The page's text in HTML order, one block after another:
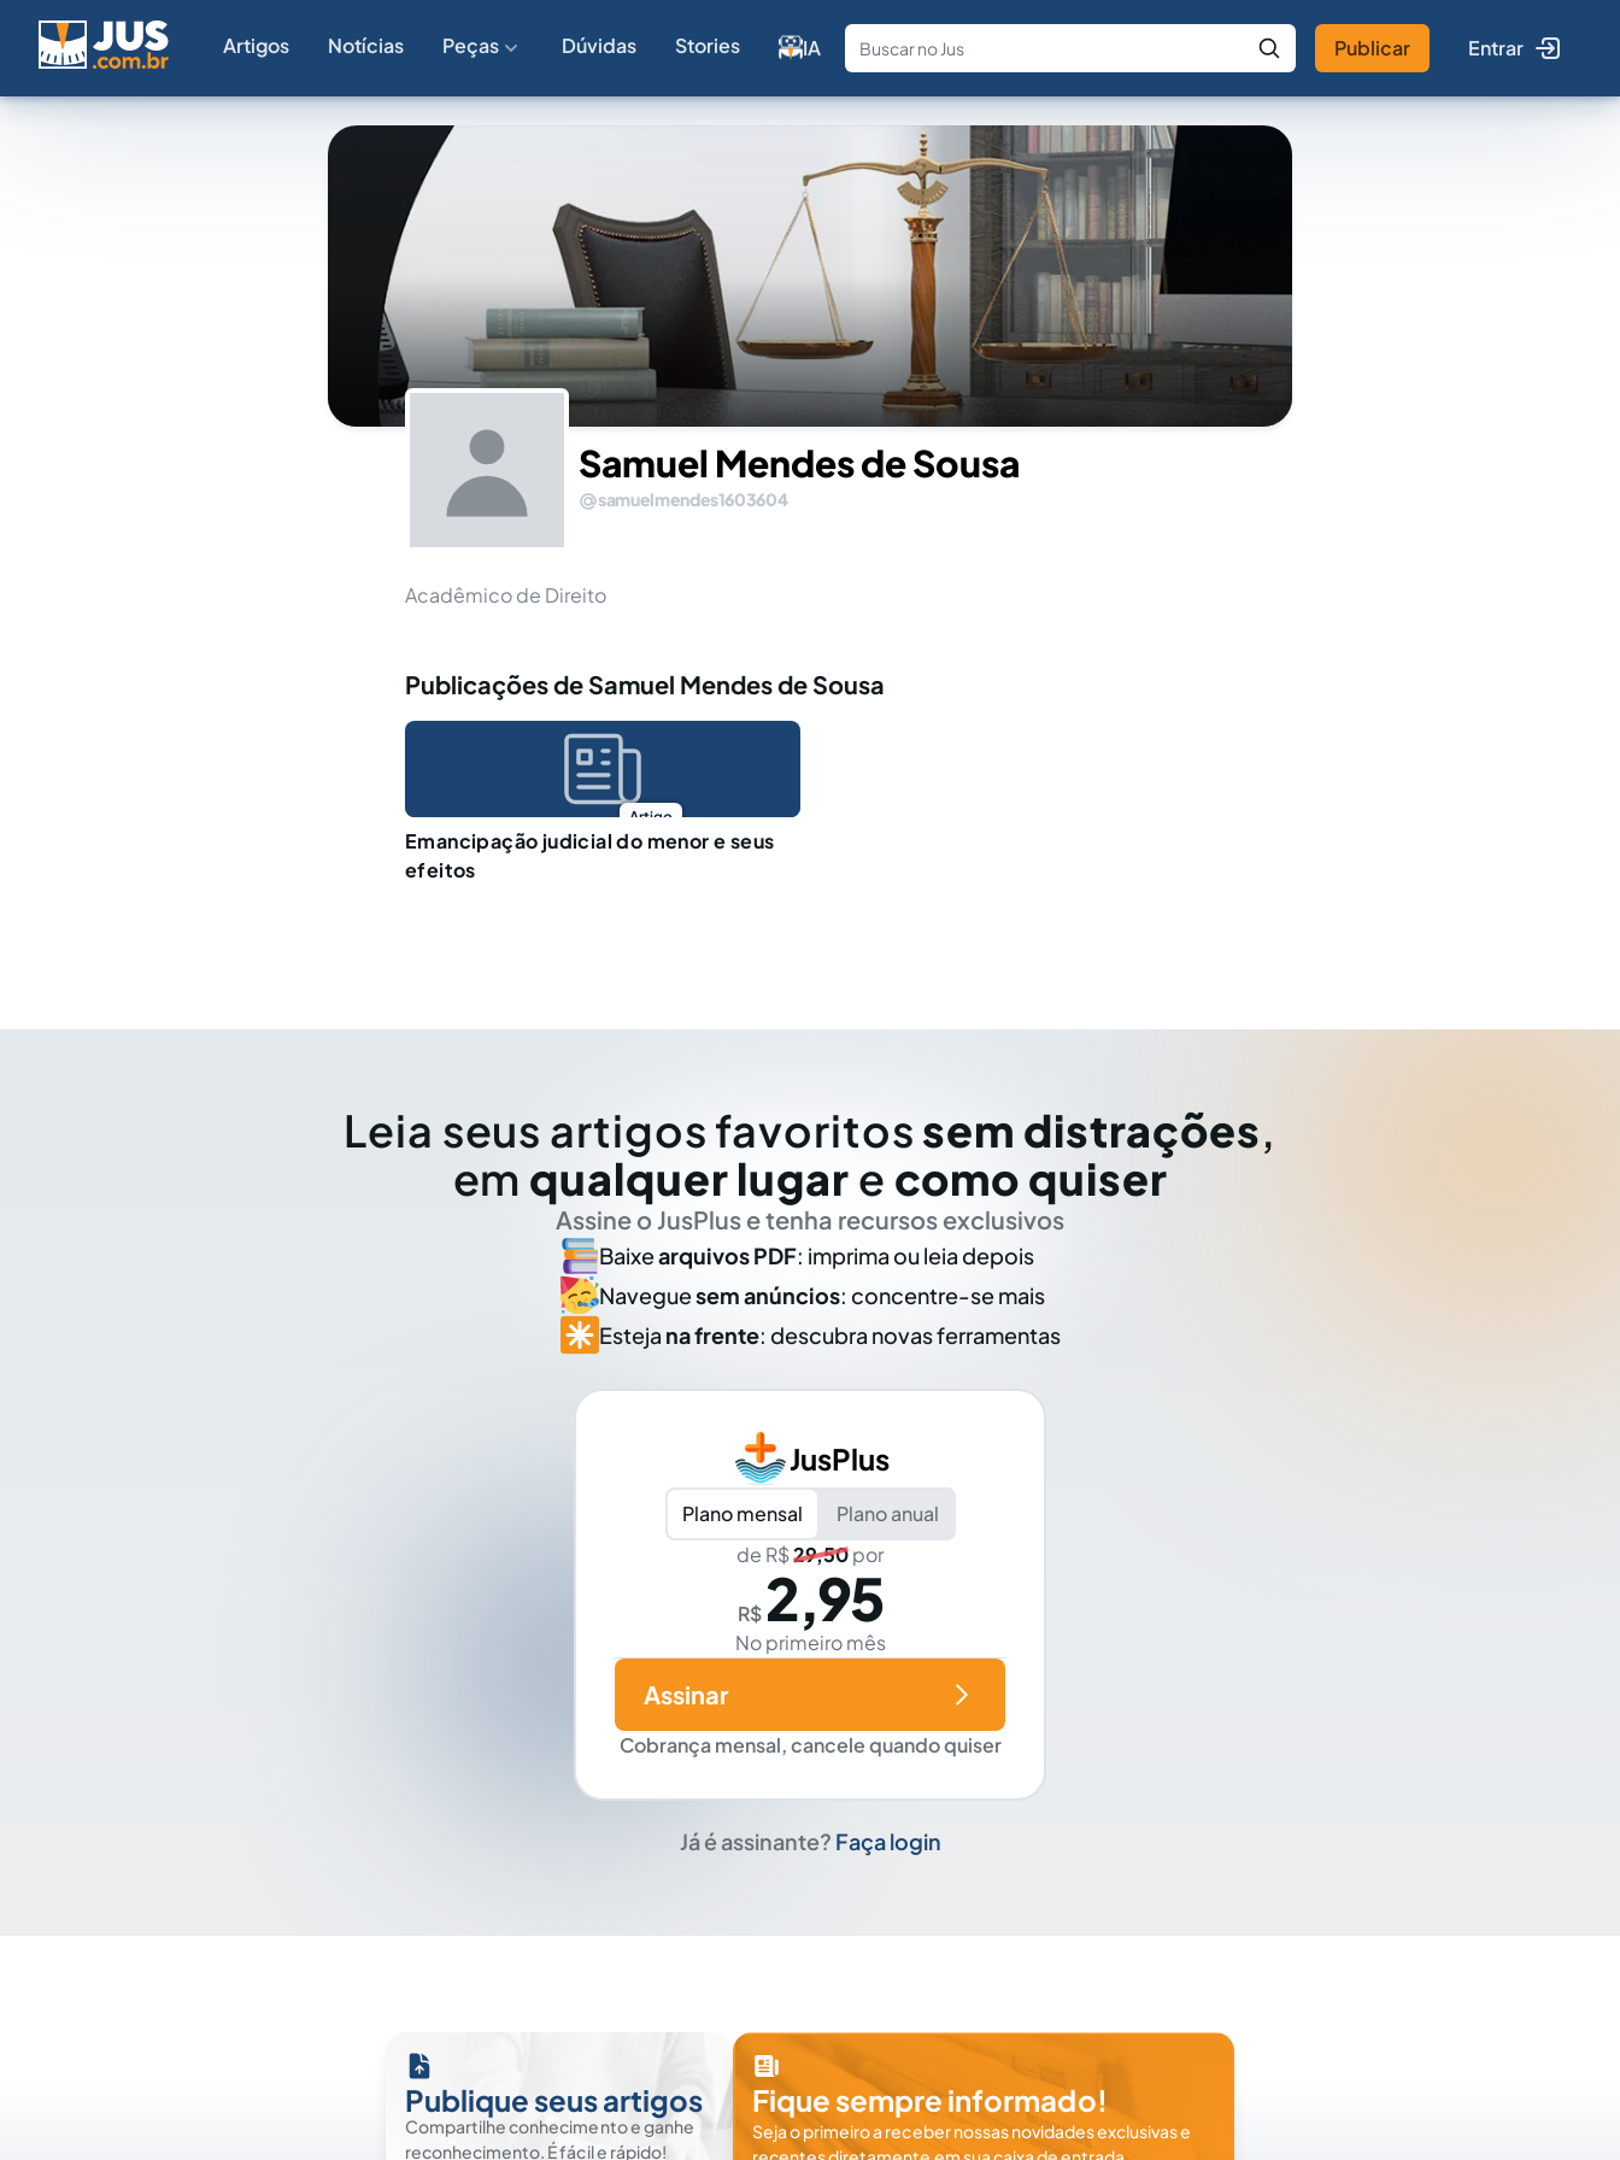
Artigos Notícias Peças Dúvidas Stories IA
Fale com a IA Buscar no Jus
Publicar Entrar
Samuel Mendes de Sousa
samuelmendes1603604
Acadêmico de Direito
Publicações de Samuel Mendes de Sousa
Artigo
Emancipação judicial do menor e seus
efeitos
Leia seus artigos favoritos sem distrações,
em qualquer lugar e como quiser
Assine o JusPlus e tenha recursos exclusivos
Baixearquivos PDF: imprima ou leia depois
Naveguesem anúncios: concentre-se mais
Esteja na frente: descubra novas ferramentas
JusPlus
Plano mensal
Plano anual
de R$29,50por
R$ 2,95
No primeiro mês
Cobrança mensal, cancele quando quiser
Assinar
Já é assinante? Faça login
Publique seus artigos
Compartilhe conhecimento e ganhe
reconhecimento. É fácil e rápido!
Fique sempre informado!
Seja o primeiro a receber nossas novidades exclusivas e